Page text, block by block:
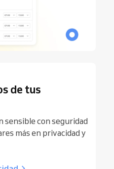
de tus
sensible con seguridad
más en privacidad y